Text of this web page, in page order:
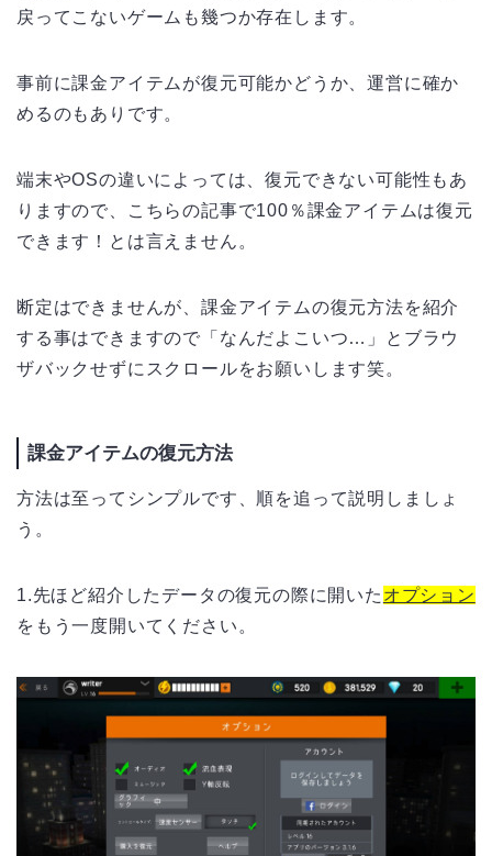
戻ってこないゲームも幾つか存在します。
事前に課金アイテムが復元可能かどうか、運営に確か
めるのもありです。
端末やOSの違いによっては、復元できない可能性もあ
りますので、こちらの記事で100％課金アイテムは復元
できます！とは言えません。
断定はできませんが、課金アイテムの復元方法を紹介
する事はできますので「なんだよこいつ…」とブラウ
ザバックせずにスクロールをお願いします笑。
課金アイテムの復元方法
方法は至ってシンプルです、順を追って説明しましょ
う。
1.先ほど紹介したデータの復元の際に開いた オプション
をもう一度開いてください。